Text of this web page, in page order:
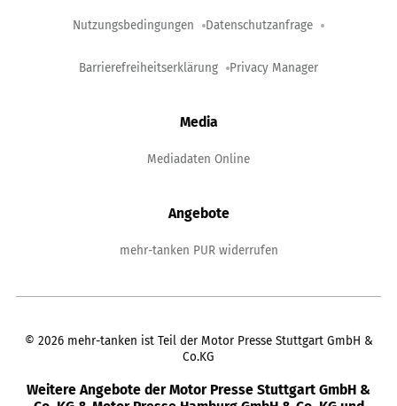
Nutzungsbedingungen Datenschutzanfrage
Barrierefreiheitserklärung Privacy Manager
Media
Mediadaten Online
Angebote
mehr-tanken PUR widerrufen
© 2026 mehr-tanken ist Teil der Motor Presse Stuttgart GmbH &
Co.KG
Weitere Angebote der Motor Presse Stuttgart GmbH &